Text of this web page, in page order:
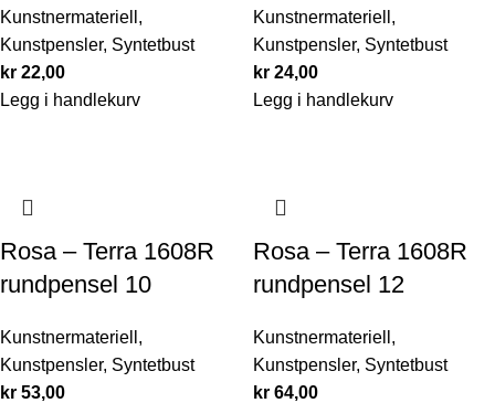
Kunstnermateriell ,
Kunstpensler, Syntetbust
kr 22,00
Legg i handlekurv
Kunstnermateriell ,
Kunstpensler, Syntetbust
kr 24,00
Legg i handlekurv
Rosa – Terra 1608R
rundpensel 10
Kunstnermateriell ,
Kunstpensler, Syntetbust
kr 53,00
Rosa – Terra 1608R
rundpensel 12
Kunstnermateriell ,
Kunstpensler, Syntetbust
kr 64,00